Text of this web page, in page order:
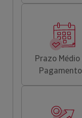
Prazo Médio